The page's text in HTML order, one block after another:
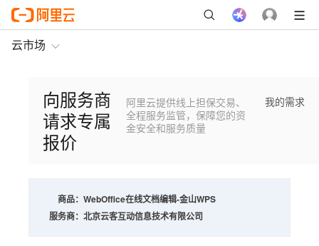
云市场
向服务商
请求专属
报价
阿里云提供线上担保交易、
全程服务监管，保障您的资
金安全和服务质量
我的需求
商品： WebOffice在线文档编辑-金山WPS
服务商： 北京云客互动信息技术有限公司